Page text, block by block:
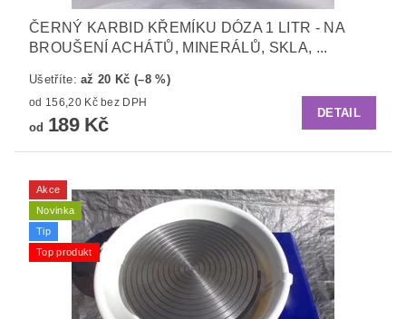
ČERNÝ KARBID KŘEMÍKU DÓZA 1 LITR - NA
BROUŠENÍ ACHÁTŮ, MINERÁLŮ, SKLA, ...
Ušetříte:až 20 Kč (–8 %)
od 156,20 Kč bez DPH
od 189 Kč
DETAIL
Akce
Novinka
Tip
Top produkt